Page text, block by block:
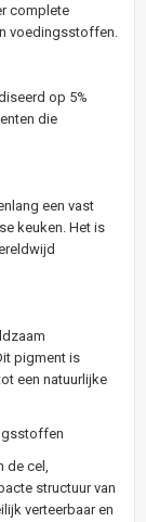
complete
voedingsstoffen.
op 5%
die
een vast
keuken. Het is
pigment is
een natuurlijke
de cel,
structuur van
verteerbaar en